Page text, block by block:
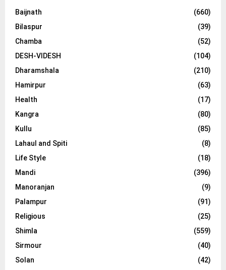
Baijnath
(660)
Bilaspur
(39)
Chamba
(52)
DESH-VIDESH
(104)
Dharamshala
(210)
Hamirpur
(63)
Health
(17)
Kangra
(80)
Kullu
(85)
Lahaul and Spiti
(8)
Life Style
(18)
Mandi
(396)
Manoranjan
(9)
Palampur
(91)
Religious
(25)
Shimla
(559)
Sirmour
(40)
Solan
(42)